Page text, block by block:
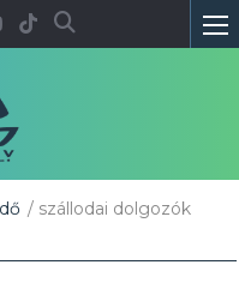
/ szállodai dolgozók